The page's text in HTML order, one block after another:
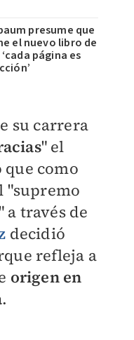
presume que
el nuevo libro de
‘cada página es
su carrera
" el
como
"supremo
través de
decidió
refleja a
origen en
.